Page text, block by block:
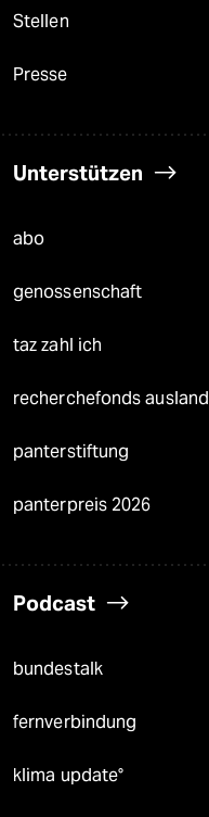
Stellen
Presse
Unterstützen
abo
genossenschaft
taz zahl ich
recherchefonds ausland
panterstiftung
panterpreis 2026
Podcast
bundestalk
fernverbindung
klima update°